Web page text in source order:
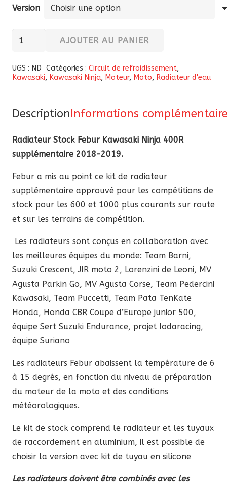
Version
quantité
Radiateur
Stock
supplémentaire
Kawasaki
R
(2018-
2019)
AJOUTER AU PANIER
UGS : ND Catégories : Circuit de refroidissement,
Kawasaki, Kawasaki Ninja, Moteur, Moto, Radiateur d'eau
DescriptionInformations
Radiateur Stock Febur Kawasaki Ninja 400R
supplémentaire 2018-2019.
Febur a mis au point ce kit de radiateur
supplémentaire approuvé pour les compétitions de
stock pour les 600 et 1000 plus courants sur route
et sur les terrains de compétition.
Les radiateurs sont conçus en collaboration avec
les meilleures équipes du monde: Team Barni,
Suzuki Crescent, JIR moto 2, Lorenzini de Leoni, MV
Agusta Parkin Go, MV Agusta Corse, Team Pedercini
Kawasaki, Team Puccetti, Team Pata TenKate
Honda, Honda CBR Coupe d’Europe junior 500,
équipe Sert Suzuki Endurance, projet Iodaracing,
équipe Suriano
Les radiateurs Febur abaissent la température de 6
à 15 degrés, en fonction du niveau de préparation
du moteur de la moto et des conditions
météorologiques.
Le kit de stock comprend le radiateur et les tuyaux
de raccordement en aluminium, il est possible de
choisir la version avec kit de tuyau en silicone
Les radiateurs doivent être combinés avec les